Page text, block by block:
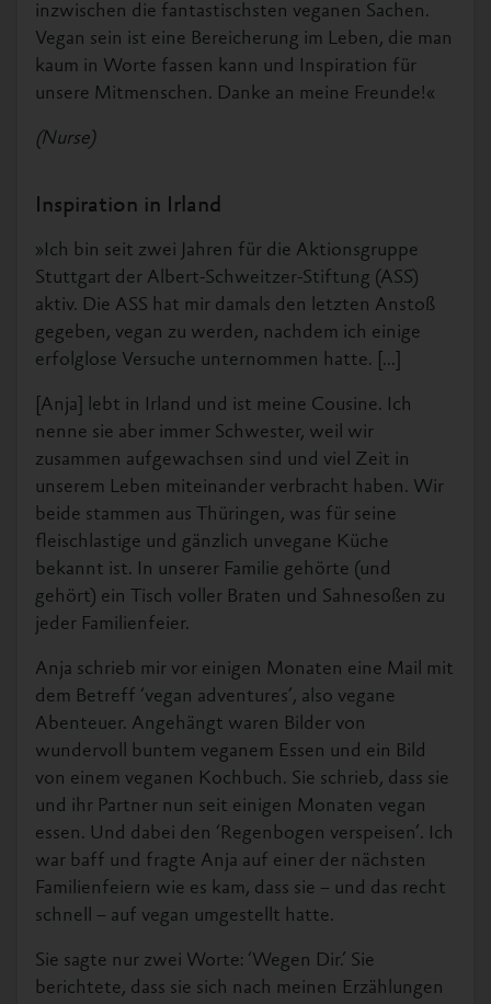
inzwischen die fantastischsten veganen Sachen.
Vegan sein ist eine Bereicherung im Leben, die man
kaum in Worte fassen kann und Inspiration für
unsere Mitmenschen. Danke an meine Freunde!«
(Nurse)
Inspiration in Irland
»Ich bin seit zwei Jahren für die Aktionsgruppe
Stuttgart der Albert-Schweitzer-Stiftung (ASS)
aktiv. Die ASS hat mir damals den letzten Anstoß
gegeben, vegan zu werden, nachdem ich einige
erfolglose Versuche unternommen hatte. [...]
[Anja] lebt in Irland und ist meine Cousine. Ich
nenne sie aber immer Schwester, weil wir
zusammen aufgewachsen sind und viel Zeit in
unserem Leben miteinander verbracht haben. Wir
beide stammen aus Thüringen, was für seine
fleischlastige und gänzlich unvegane Küche
bekannt ist. In unserer Familie gehörte (und
gehört) ein Tisch voller Braten und Sahnesoßen zu
jeder Familienfeier.
Anja schrieb mir vor einigen Monaten eine Mail mit
dem Betreff ‘vegan adventures’, also vegane
Abenteuer. Angehängt waren Bilder von
wundervoll buntem veganem Essen und ein Bild
von einem veganen Kochbuch. Sie schrieb, dass sie
und ihr Partner nun seit einigen Monaten vegan
essen. Und dabei den ‘Regenbogen verspeisen’. Ich
war baff und fragte Anja auf einer der nächsten
Familienfeiern wie es kam, dass sie – und das recht
schnell – auf vegan umgestellt hatte.
Sie sagte nur zwei Worte: ‘Wegen Dir.’ Sie
berichtete, dass sie sich nach meinen Erzählungen